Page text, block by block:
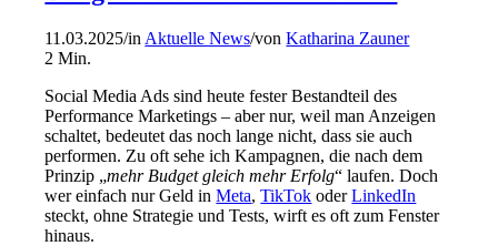
11.03.2025/in Aktuelle News/vonKatharina Zauner
2 Min.
Social Media Ads sind heute fester Bestandteil des
Performance Marketings – aber nur, weil man Anzeigen
schaltet, bedeutet das noch lange nicht, dass sie auch
performen. Zu oft sehe ich Kampagnen, die nach dem
Prinzip „mehr Budget gleich mehr Erfolg“ laufen. Doch
wer einfach nur Geld inMeta,TikTok oderLinkedIn
steckt, ohne Strategie und Tests, wirft es oft zum Fenster
hinaus.